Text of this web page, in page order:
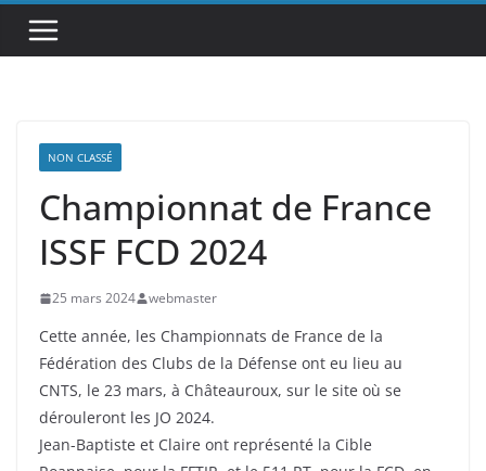
NON CLASSÉ
Championnat de France
ISSF FCD 2024
25 mars 2024 webmaster
Cette année, les Championnats de France de la
Fédération des Clubs de la Défense ont eu lieu au
CNTS, le 23 mars, à Châteauroux, sur le site où se
dérouleront les JO 2024.
Jean-Baptiste et Claire ont représenté la Cible